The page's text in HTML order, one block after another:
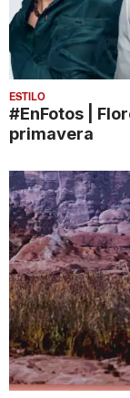
ESTILO
#EnFotos |
primavera